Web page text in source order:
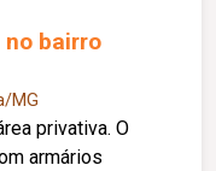
no bairro
MG
privativa. O
armários